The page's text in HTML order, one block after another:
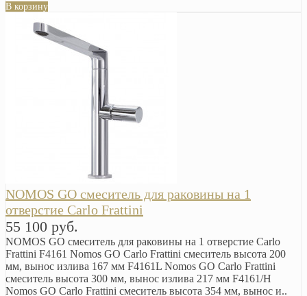
В корзину
NOMOS GO смеситель для раковины на 1
отверстие Carlo Frattini
55 100 руб.
NOMOS GO смеситель для раковины на 1 отверстие Carlo
Frattini F4161 Nomos GO Carlo Frattini смеситель высота 200
мм, вынос излива 167 мм F4161L Nomos GO Carlo Frattini
смеситель высота 300 мм, вынос излива 217 мм F4161/H
Nomos GO Carlo Frattini смеситель высота 354 мм, вынос и..